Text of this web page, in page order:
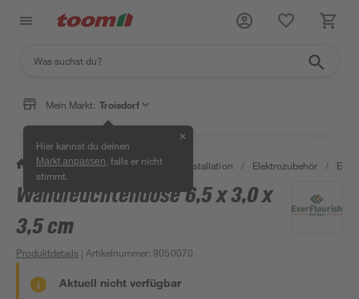
Mein Markt: Troisdorf
Hier kannst du deinen
Markt anpassen , falls er nicht
stimmt.
✕
/ Bauen & Renovieren / Elektroinstallation / Elektrozubehör /
Wandleuchtendose 6,5 x 3,0 x
3,5 cm
Produktdetails | Artikelnummer:9050070
Aktuell nicht verfügbar